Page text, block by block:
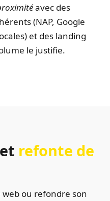
avec des
(NAP, Google
et des landing
le justifie.
refonte de
web ou refondre son